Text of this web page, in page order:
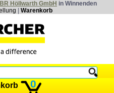
Höllwarth GmbH in Winnenden
Warenkorb
0